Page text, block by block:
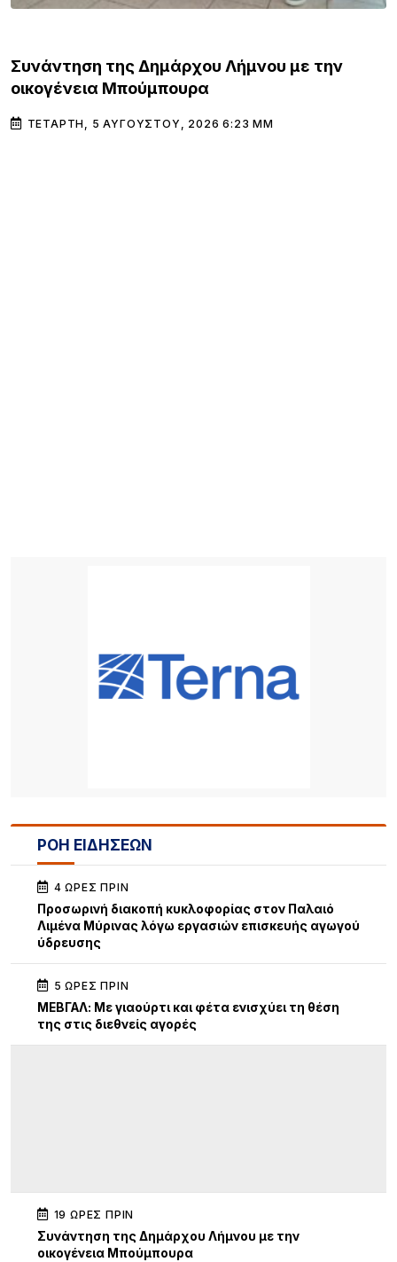
Συνάντηση της Δημάρχου Λήμνου με την
οικογένεια Μπούμπουρα
ΤΕΤΆΡΤΗ, 5 ΑΥΓΟΎΣΤΟΥ, 2026 6:23 ΜΜ
ΡΟΗ ΕΙΔΗΣΕΩΝ
4 ΏΡΕΣ ΠΡΙΝ
Προσωρινή διακοπή κυκλοφορίας στον Παλαιό
Λιμένα Μύρινας λόγω εργασιών επισκευής αγωγού
ύδρευσης
5 ΏΡΕΣ ΠΡΙΝ
ΜΕΒΓΑΛ: Με γιαούρτι και φέτα ενισχύει τη θέση
της στις διεθνείς αγορές
19 ΏΡΕΣ ΠΡΙΝ
Συνάντηση της Δημάρχου Λήμνου με την
οικογένεια Μπούμπουρα